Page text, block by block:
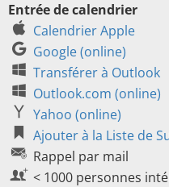
Entrée de calendrier
Calendrier Apple
Google (online)
Transférer à Outlook
Outlook.com (online)
Yahoo (online)
Ajouter à la Liste de
Rappel par mail
< 1000 personnes